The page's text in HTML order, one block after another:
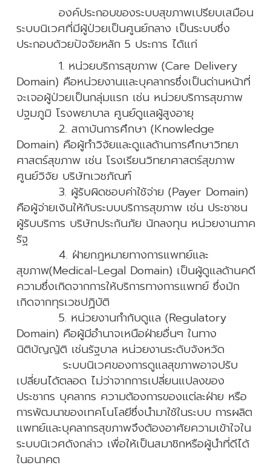
องค์ประกอบของระบบสุขภาพเปรียบเสมือน
ระบบนิเวศที่มีผู้ป่วยเป็นศูนย์กลาง เป็นระบบซึ่ง
ประกอบด้วยปัจจัยหลัก 5 ประการ ได้แก่
1. หน่วยบริการสุขภาพ (Care Delivery
Domain) คือหน่วยงานและบุคลากรซึ่งเป็นด่านหน้าที่
จะเจอผู้ป่วยเป็นกลุ่มแรก เช่น หน่วยบริการสุขภาพ
ปฐมภูมิ โรงพยาบาล ศูนย์ดูแลผู้สูงอายุ
2. สถาบันการศึกษา (Knowledge
Domain) คือผู้ทำวิจัยและดูแลด้านการศึกษาวิทยา
ศาสตร์สุขภาพ เช่น โรงเรียนวิทยาศาสตร์สุขภาพ
ศูนย์วิจัย บริษัทเวชภัณฑ์
3. ผู้รับผิดชอบค่าใช้จ่าย (Payer Domain)
คือผู้จ่ายเงินให้กับระบบบริการสุขภาพ เช่น ประชาชน
ผู้รับบริการ บริษัทประกันภัย นักลงทุน หน่วยงานภาค
รัฐ
4. ฝ่ายกฎหมายทางการแพทย์และ
สุขภาพ(Medical-Legal Domain) เป็นผู้ดูแลด้านคดี
ความซึ่งเกิดจากการให้บริการทางการแพทย์ ซึ่งมัก
เกิดจากทุรเวชปฏิบัติ
5. หน่วยงานกำกับดูแล (Regulatory
Domain) คือผู้มีอำนาจเหนือฝ่ายอื่นๆ ในทาง
นิติบัญญัติ เช่นรัฐบาล หน่วยงานระดับจังหวัด
ระบบนิเวศของการดูแลสุขภาพอาจปรับ
เปลี่ยนได้ตลอด ไม่ว่าจากการเปลี่ยนแปลงของ
ประชากร บุคลากร ความต้องการของแต่ละฝ่าย หรือ
การพัฒนาของเทคโนโลยีซึ่งนำมาใช้ในระบบ การผลิต
แพทย์และบุคลากรสุขภาพจึงต้องอาศัยความเข้าใจใน
ระบบนิเวศดังกล่าว เพื่อให้เป็นสมาชิกหรือผู้นำที่ดีได้
ในอนาคต